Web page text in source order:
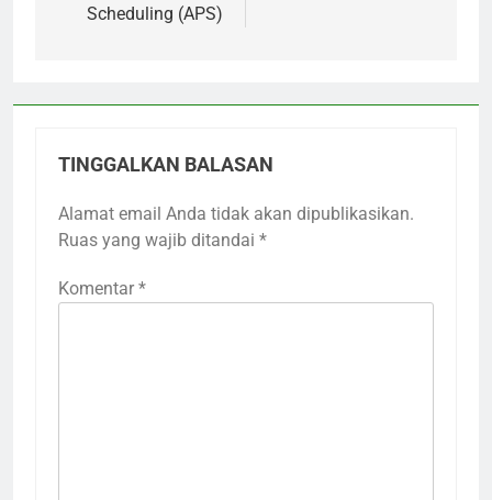
Scheduling (APS)
TINGGALKAN BALASAN
Alamat email Anda tidak akan dipublikasikan.
Ruas yang wajib ditandai *
Komentar *